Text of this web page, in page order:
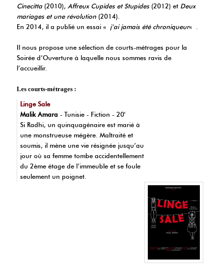
Cinecitta (2010),Affreux Cupides et Stupides (2012) et Deux
mariages et une révolution (2014).
En 2014, il a publié un essai « j’ai jamais été chroniqueur« .
Il nous propose une sélection de courts-métrages pour la
Soirée d’Ouverture à laquelle nous sommes ravis de
l’accueillir.
Les courts-métrages :
Linge Sale
Malik Amara - Tunisie - Fiction - 20'
Si Radhi, un quinquagénaire est marié à
une monstrueuse mégère. Maltraité et
soumis, il mène une vie résignée jusqu’au
jour où sa femme tombe accidentellement
du 2ème étage de l’immeuble et se foule
seulement un poignet.